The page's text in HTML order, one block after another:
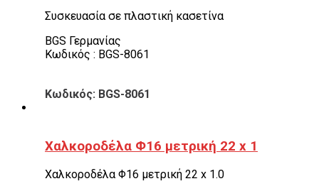
Συσκευασία σε πλαστική κασετίνα
BGS Γερμανίας
Κωδικός : BGS-8061
Κωδικός: BGS-8061
Χαλκοροδέλα Φ16 μετρική 22 x 1
Χαλκοροδέλα Φ16 μετρική 22 x 1.0